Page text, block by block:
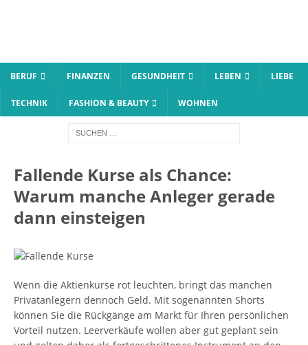
BERUF FINANZEN GESUNDHEIT LEBEN LIEBE
TECHNIK FASHION & BEAUTY WOHNEN
Fallende Kurse als Chance:
Warum manche Anleger gerade
dann einsteigen
Wenn die Aktienkurse rot leuchten, bringt das manchen
Privatanlegern dennoch Geld. Mit sogenannten Shorts
können Sie die Rückgänge am Markt für Ihren persönlichen
Vorteil nutzen. Leerverkäufe wollen aber gut geplant sein